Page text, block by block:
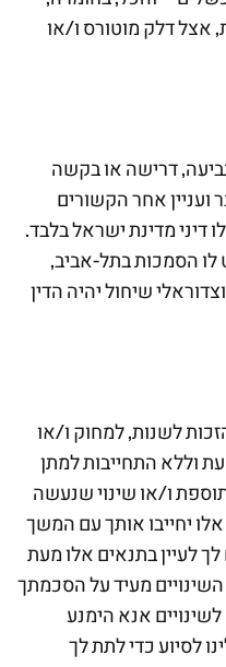
אצל דלק מוטורס ו/או
דרישה או בקשה
ועניין אחר הקשורים
דיני מדינת ישראל בלבד.
הסמכות בתל-אביב,
שיחול יהיה הדין
לשנות, למחוק ו/או
וללא התחייבות למתן
ו/או שינוי שנעשה
יחייבו אותך עם המשך
לעיין בתנאים אלו מעת
מעיד על הסכמתך
אנא הימנע
לסיוע כדי לתת לך